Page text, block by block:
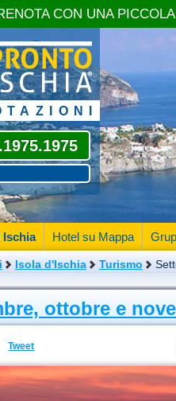
Ischia Hotel su Mappa
Isola d'Ischia Turismo
ottobre e
Tweet
CON UNA